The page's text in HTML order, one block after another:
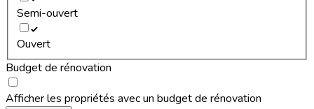
Semi-ouvert
Ouvert
Budget de rénovation
Afficher les propriétés avec un budget de rénovation